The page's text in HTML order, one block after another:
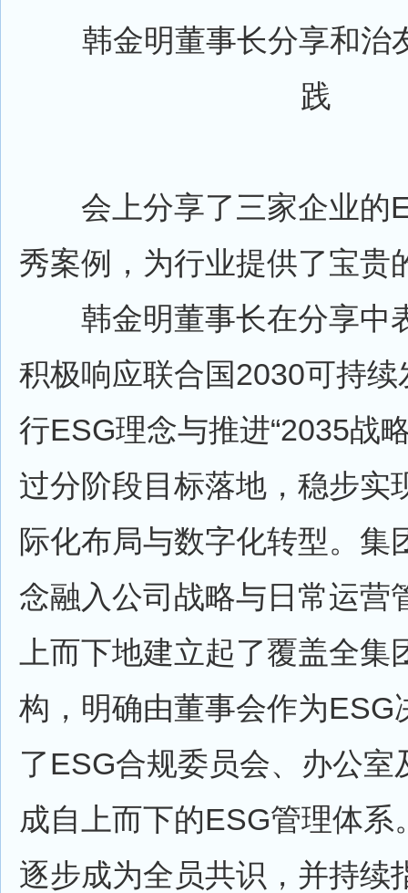
韩金明董事长分享和治
践
会上分享了三家企业的
秀案例，为行业提供了宝贵
韩金明董事长在分享中
积极响应联合国2030可持
行ESG理念与推进“2035战
过分阶段目标落地，稳步实
际化布局与数字化转型。集
念融入公司战略与日常运营
上而下地建立起了覆盖全集
构，明确由董事会作为ESG
了ESG合规委员会、办公室
成自上而下的ESG管理体系
逐步成为全员共识，并持续